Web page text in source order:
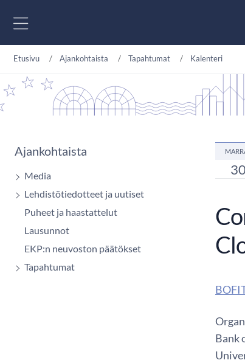
Etusivu Ajankohtaista Tapahtumat Kalenteri
Ajankohtaista
Media
Lehdistötiedotteet ja uutiset
Puheet ja haastattelut
Lausunnot
EKP:n neuvoston päätökset
Tapahtumat
30
Bank